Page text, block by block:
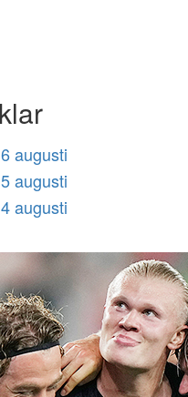
augusti
augusti
augusti